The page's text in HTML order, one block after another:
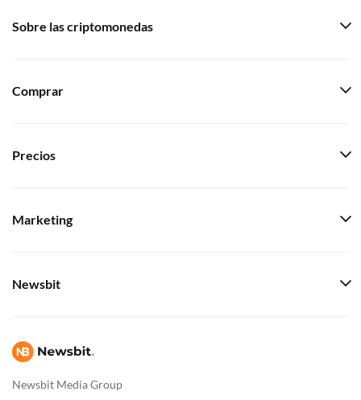
Newsbit Media Group
Sobre las criptomonedas
Comprar
Precios
Marketing
Newsbit